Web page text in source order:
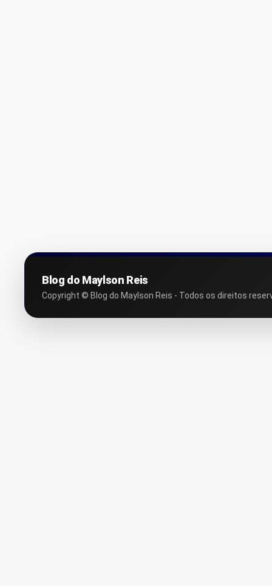
Blog do Maylson Reis
Copyright © Blog do Maylson Reis - Todos os direitos